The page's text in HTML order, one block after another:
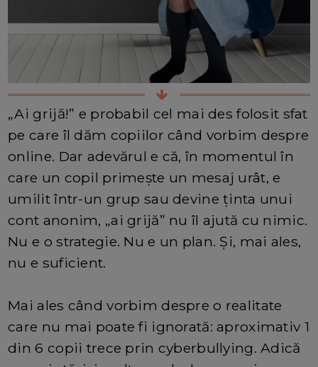
„Ai grijă!” e probabil cel mai des folosit sfat
pe care îl dăm copiilor când vorbim despre
online. Dar adevărul e că, în momentul în
care un copil primește un mesaj urât, e
umilit într-un grup sau devine ținta unui
cont anonim, „ai grijă” nu îl ajută cu nimic.
Nu e o strategie. Nu e un plan. Și, mai ales,
nu e suficient.
Mai ales când vorbim despre o realitate
care nu mai poate fi ignorată: aproximativ 1
din 6 copii trece prin cyberbullying. Adică